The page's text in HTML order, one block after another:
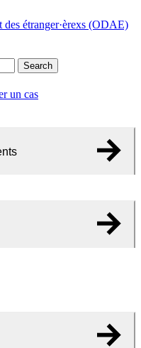
étranger·èrexs (ODAE)
Search
un cas